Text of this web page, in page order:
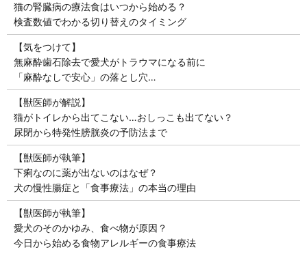
猫の腎臓病の療法食はいつから始める？
検査数値でわかる切り替えのタイミング
【気をつけて】
無麻酔歯石除去で愛犬がトラウマになる前に
「麻酔なしで安心」の落とし穴…
【獣医師が解説】
猫がトイレから出てこない…おしっこも出てない？
尿閉から特発性膀胱炎の予防法まで
【獣医師が執筆】
下痢なのに薬が出ないのはなぜ？
犬の慢性腸症と「食事療法」の本当の理由
【獣医師が執筆】
愛犬のそのかゆみ、食べ物が原因？
今日から始める食物アレルギーの食事療法